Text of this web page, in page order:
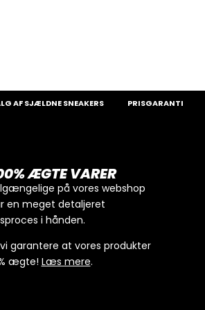
SNEAKERS PRISGARANTI
ÆGTE VARER
på vores webshop
en meget detaljeret
i hånden.
garantere at vores produkter
ægte! Læs mere.